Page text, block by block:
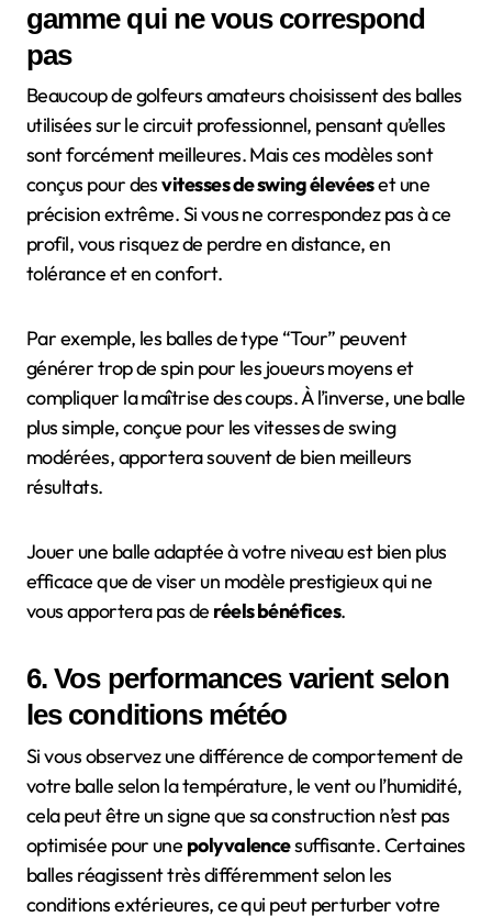
gamme qui ne vous correspond
pas
Beaucoup de golfeurs amateurs choisissent des balles
utilisées sur le circuit professionnel, pensant qu’elles
sont forcément meilleures. Mais ces modèles sont
conçus pour desvitesses de swing élevéeset une
précision extrême. Si vous ne correspondez pas à ce
profil, vous risquez de perdre en distance, en
tolérance et en confort.
Par exemple, les balles de type “Tour” peuvent
générer trop de spin pour les joueurs moyens et
compliquer la maîtrise des coups. À l’inverse, une balle
plus simple, conçue pour les vitesses de swing
modérées, apportera souvent de bien meilleurs
résultats.
Jouer une balle adaptée à votre niveau est bien plus
efficace que de viser un modèle prestigieux qui ne
vous apportera pas de réels bénéfices.
6. Vos performances varient selon
les conditions météo
Si vous observez une différence de comportement de
votre balle selon la température, le vent ou l’humidité,
cela peut être un signe que sa construction n’est pas
optimisée pour une polyvalencesuffisante. Certaines
balles réagissent très différemment selon les
conditions extérieures, ce qui peut perturber votre